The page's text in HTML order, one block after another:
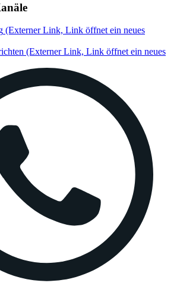
(Externer Link, Link öffnet ein neues
(Externer Link, Link öffnet ein neues